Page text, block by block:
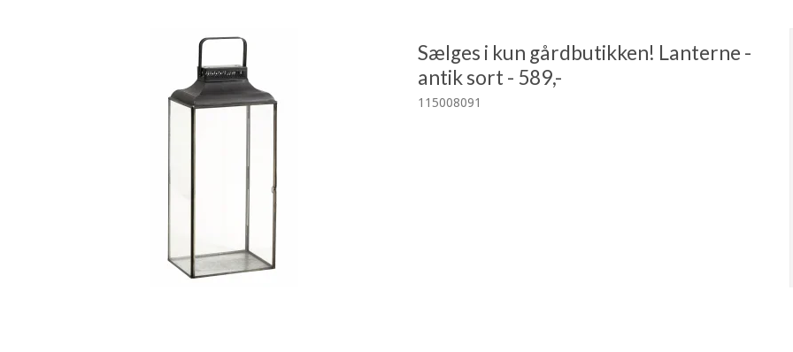
Sælges i kun gårdbutikken! Lanterne -
antik sort - 589,-
115008091